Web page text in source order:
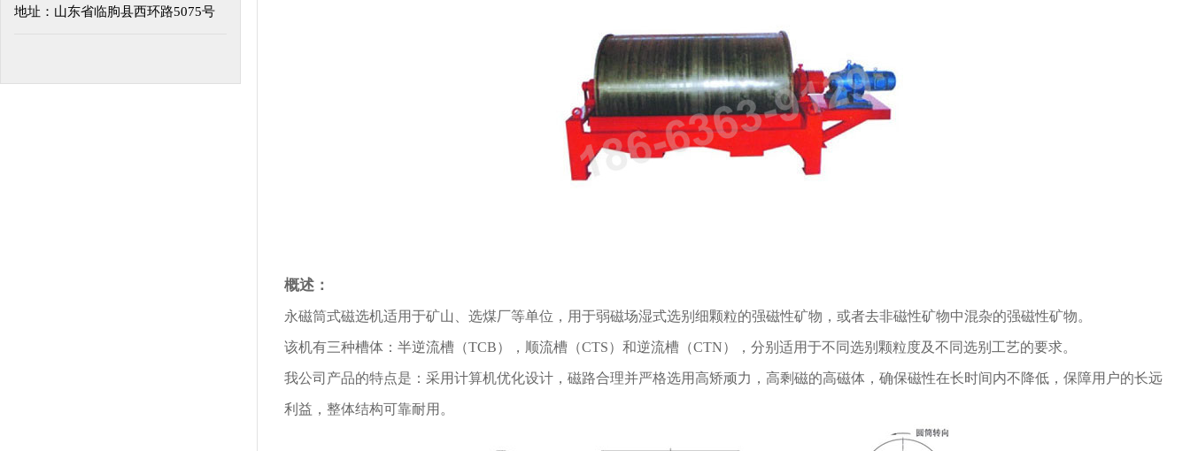
地址：山东省临朐县西环路5075号
概述：
永磁筒式磁选机适用于矿山、选煤厂等单位，用于弱磁场湿式选别细颗粒的强磁性矿物，或者去非磁性矿物中混杂的强磁性矿物。
该机有三种槽体：半逆流槽（TCB），顺流槽（CTS）和逆流槽（CTN），分别适用于不同选别颗粒度及不同选别工艺的要求。
我公司产品的特点是：采用计算机优化设计，磁路合理并严格选用高矫顽力，高剩磁的高磁体，确保磁性在长时间内不降低，保障用户的长远
利益，整体结构可靠耐用。